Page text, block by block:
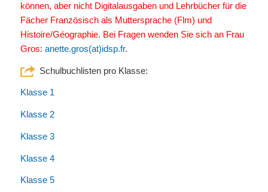
können, aber nicht Digitalausgaben und Lehrbücher für die
Fächer Französisch als Muttersprache (Flm) und
Histoire/Géographie. Bei Fragen wenden Sie sich an Frau
Gros: anette.gros(at)idsp.fr.
Schulbuchlisten pro Klasse:
Klasse 1
Klasse 2
Klasse 3
Klasse 4
Klasse 5